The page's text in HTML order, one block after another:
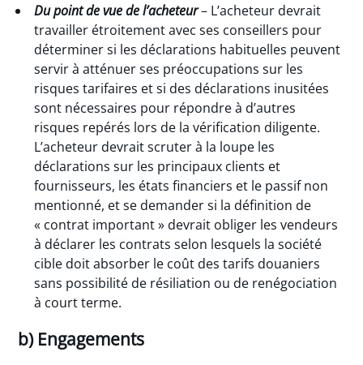
Du point de vue de l’acheteur– L’acheteur devrait
travailler étroitement avec ses conseillers pour
déterminer si les déclarations habituelles peuvent
servir à atténuer ses préoccupations sur les
risques tarifaires et si des déclarations inusitées
sont nécessaires pour répondre à d’autres
risques repérés lors de la vérification diligente.
L’acheteur devrait scruter à la loupe les
déclarations sur les principaux clients et
fournisseurs, les états financiers et le passif non
mentionné, et se demander si la définition de
« contrat important » devrait obliger les vendeurs
à déclarer les contrats selon lesquels la société
cible doit absorber le coût des tarifs douaniers
sans possibilité de résiliation ou de renégociation
à court terme.
b) Engagements